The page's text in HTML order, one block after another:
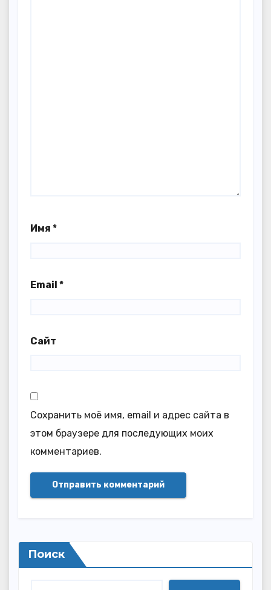
Имя *
Email *
Сайт
Сохранить моё имя, email и адрес сайта в
этом браузере для последующих моих
комментариев.
Поиск